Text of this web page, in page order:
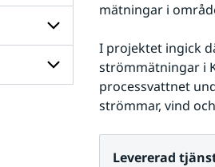
säkra
transporter
Undersidor
för
Säkerhet
och
beredskap
Undersidor
för
Undersidor
Utbildningar
mätningar i
I projektet ingick
strömmätningar i
processvattnet
strömmar, vind
Levererad